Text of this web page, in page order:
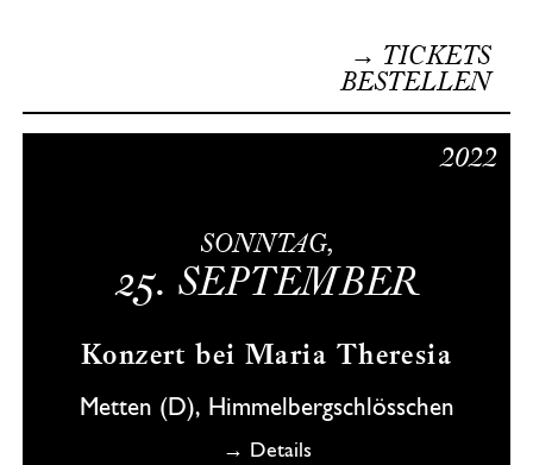
→ TICKETS
BESTELLEN
SONNTAG,
25. SEPTEMBER
2022
Konzert bei Maria Theresia
Metten (D), Himmelbergschlösschen
→ Details